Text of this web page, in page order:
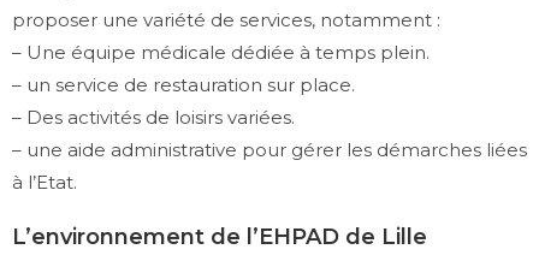
proposer une variété de services, notamment :
– Une équipe médicale dédiée à temps plein.
– un service de restauration sur place.
– Des activités de loisirs variées.
– une aide administrative pour gérer les démarches liées
à l’Etat.
L’environnement de l’EHPAD de Lille